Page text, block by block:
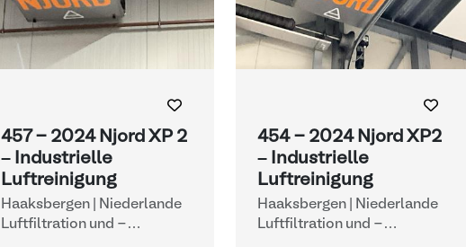
457 - 2024 Njord XP 2
– Industrielle
Luftreinigung
Haaksbergen | Niederlande
Luftfiltration und -
454 - 2024 Njord XP2
– Industrielle
Luftreinigung
Haaksbergen | Niederlande
Luftfiltration und -